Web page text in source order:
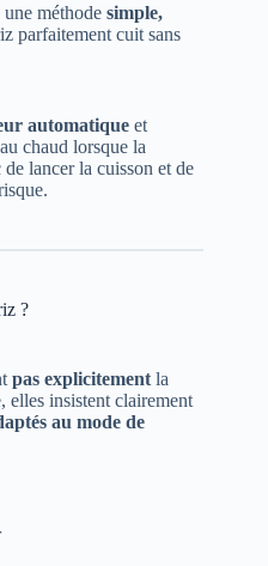
méthode simple,
parfaitement cuit sans
automatique et
chaud lorsque la
lancer la cuisson et de
?
pas explicitement la
elles insistent clairement
au mode de